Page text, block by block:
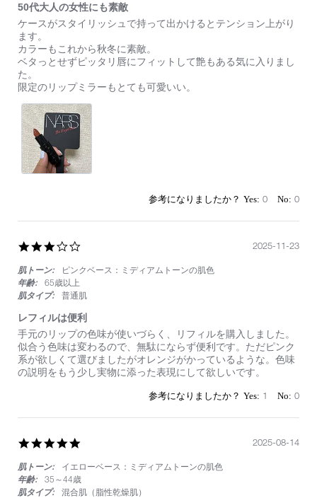
50代大人の女性にも素敵
Review
by
on
14
Sep
2024
review
stating
50
代
大
人
の
女
性
に
も
素
敵
ケースがスタイリッシュで持って出かけるとテンション上がり
ます。
カラーもこれから秋冬に素敵。
ベタっとせずピッタリ唇にフィットして艶もある気に入りまし
た。
限定のリップミラーもとても可愛いい。
0 0
rating
肌トーン:
ピンクベース：ミディアムトーンの肌色
年齢:
65歳以上
肌タイプ:
普通肌
レフィルは便利
Review
by
on
23
Nov
review
stating
レ
フ
便
手元のリップの色味が使いづらく、リフィルを購入しました。
似合う色味は変わるので、無駄にならず便利です。ただピンク
系が欲しくて選びましたがオレンジがかっているような。色味
の説明をもう少し実物に添った表現にして欲しいです。
2025-11-23
1 0
rating
肌トーン:
イエローベース：ミディアムトーンの肌色
年齢:
35～44歳
肌タイプ:
混合肌（脂性乾燥肌）
2025-08-14